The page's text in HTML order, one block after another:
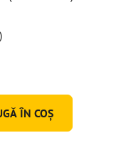
ÎN COŞ